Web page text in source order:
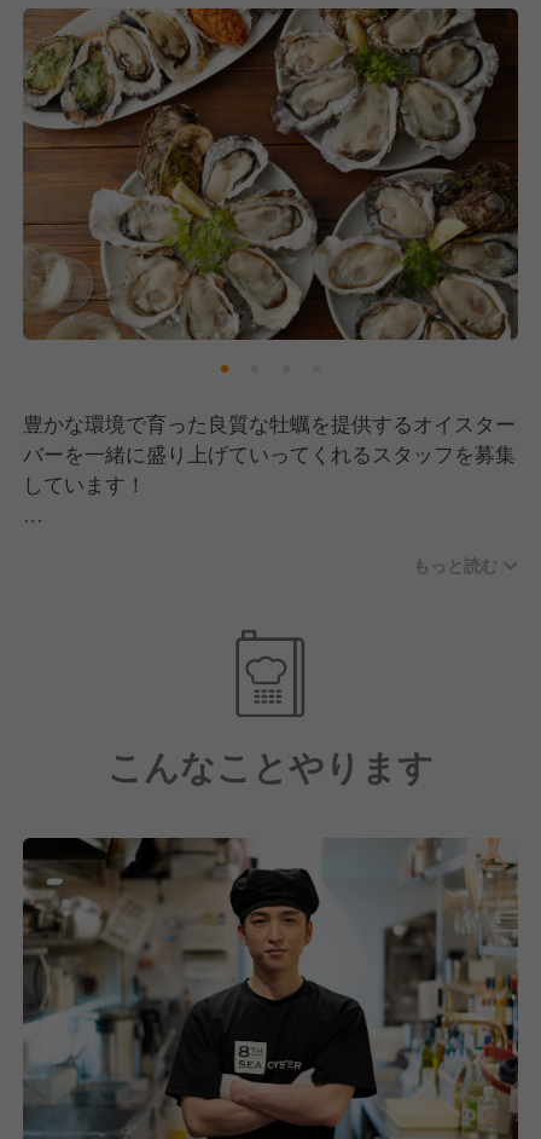
飲食業では配属先上司の好き嫌いなど定性的な部分で
評価がされるのが一般的。
成果を出しているのに昇格できないという現場の声が
よくあると思います。
当社は飲食業では珍しい定量評価。
アプリ会員獲得数や売上、生産性の向上など店舗運営
の様々な取組みを半年ごとに評価。
適切な評価をするために半期に一度幹部社員全員が集
まり3日間通しで人事評価会議を行います。真面目
に“成果”を出し、頑張っているスタッフに“チャンスが
来る”会社です。
ほとんどの店舗が駅直結または徒歩3分圏内の商業施
設内にあり通勤時間の短縮可能です。
また営業時間中に調理と同時に仕込みもするため、早
出や残業の心配はありません。
出勤は早くて10時、就業も遅くて23時。飲食業界で
はめずらしく月間労働平均は220時間。ムリなく働け
豊かな環境で育った良質な牡蠣を提供するオイスター
バーを一緒に盛り上げていってくれるスタッフを募集
しています！
全国にオイスターレストランを26店舗運営している当
通常、産地から仕入れた牡蠣をお店へ直送するのが一
一度当社の富山にある浄化施設で48時間以上、牡蠣を
リラックスさせてお店へ。
牡蠣特有の臭みが圧倒的に少なく、美味しさ、栄養
素、そして何より牡蠣を食べるリスクを限りなく0％
■研修について
新しく入社した社員に関しては牡蠣勉強会、ワイン勉
強会、数値管理の勉強会を開催。
また飲食店舗で必要なマネジメント、サービスなどの
研修を月1回以上開催しております。
スタッフ向けのワイン勉強会や試飲会の定期開催や上
半期にはソムリエ資格取得を目指した勉強会などを開
催しています。
もっと読む
こんなことやります